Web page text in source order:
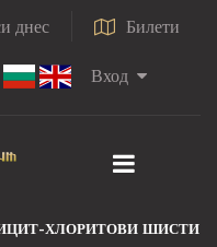
днес Билети
Вход
ХЛОРИТОВИ ШИСТИ